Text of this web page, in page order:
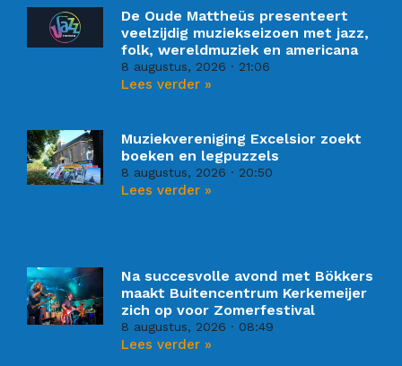
De Oude Mattheüs presenteert
veelzijdig muziekseizoen met jazz,
folk, wereldmuziek en americana
8 augustus, 2026 21:06
Lees verder »
Muziekvereniging Excelsior zoekt
boeken en legpuzzels
8 augustus, 2026 20:50
Lees verder »
Na succesvolle avond met Bökkers
maakt Buitencentrum Kerkemeijer
zich op voor Zomerfestival
8 augustus, 2026 08:49
Lees verder »